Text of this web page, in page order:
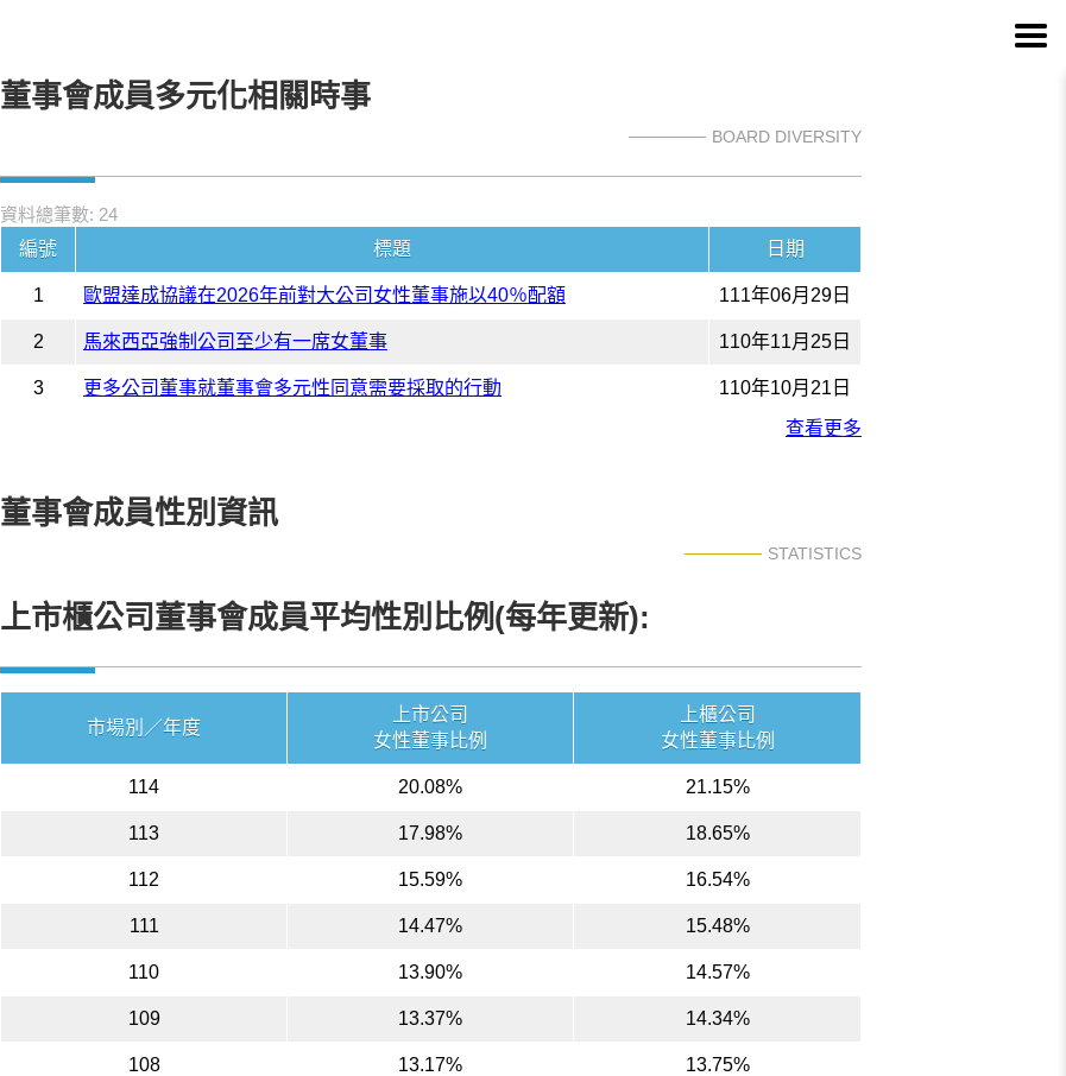
董事會成員多元化相關時事
BOARD DIVERSITY
資料總筆數: 24
編號
標題 日期
1 歐盟達成協議在2026年前對大公司女性董事施以40％配額 111年06月29日
2 馬來西亞強制公司至少有一席女董事 110年11月25日
3 更多公司董事就董事會多元性同意需要採取的行動
110年10月21日
查看更多
董事會成員性別資訊
STATISTICS
上市櫃公司董事會成員平均性別比例(每年更新):
市場別／年度
上市公司
女性董事比例
上櫃公司
女性董事比例
114 20.08% 21.15%
113 17.98% 18.65%
112 15.59% 16.54%
111 14.47% 15.48%
110 13.90% 14.57%
109 13.37% 14.34%
108 13.17% 13.75%